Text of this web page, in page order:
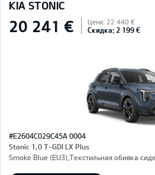
KIA STONIC
20 241 € Цена: 22 440 €
Скидка: 2 199 €
#E2604C029C45A 0004
Stonic 1,0 T-GDI LX Plus
Smoke Blue (EU3),Текстильная обивка